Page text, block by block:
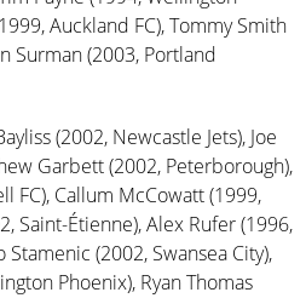
Auckland FC), Tommy Smith
Surman (2003, Portland
(2002, Newcastle Jets), Joe
Garbett (2002, Peterborough),
FC), Callum McCowatt (1999,
Saint-Étienne), Alex Rufer (1996,
(2002, Swansea City),
Phoenix), Ryan Thomas